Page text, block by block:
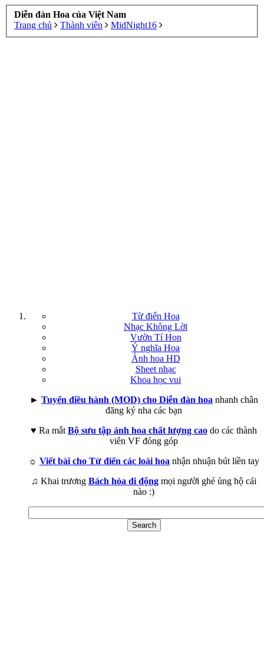
Diễn đàn Hoa của Việt Nam
Trang chủ
Thành viên MidNight16
Từ điển Hoa
Nhạc Không Lời
Vườn Tí Hon
Ý nghĩa Hoa
Ảnh hoa HD
Sheet nhạc
Khoa học vui
► Tuyển điều hành (MOD) cho Diễn đàn hoa nhanh chân
đăng ký nha các bạn
♥ Ra mắt Bộ sưu tập ảnh hoa chất lượng cao do các thành
viên VF đóng góp
☼ Viết bài cho Từ điển các loài hoa nhận nhuận bút liền tay
♫ Khai trương Bách hóa di động mọi người ghé ủng hộ cái
nào :)